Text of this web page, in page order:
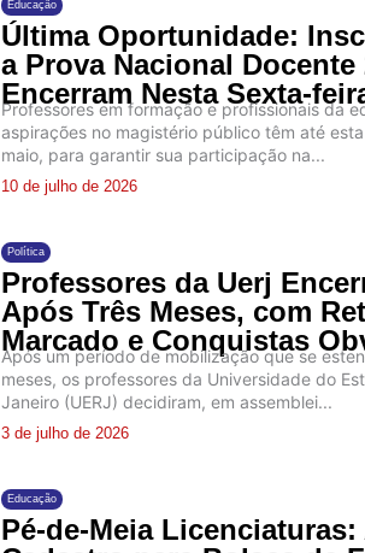
Educação
Última Oportunidade:
a Prova Nacional Docente
Encerram Nesta Sexta-
Professores em formação e profissionais da
aspirações no magistério público têm até
maio, para garantir sua participação na...
10 de julho de 2026
Política
Professores da Uerj
Após Três Meses, com
Marcado e Conquistas
Após um período de mobilização que se
meses, os professores da Universidade do
Janeiro (UERJ) decidiram, em assemblei...
3 de julho de 2026
Educação
Pé-de-Meia Licenciaturas: